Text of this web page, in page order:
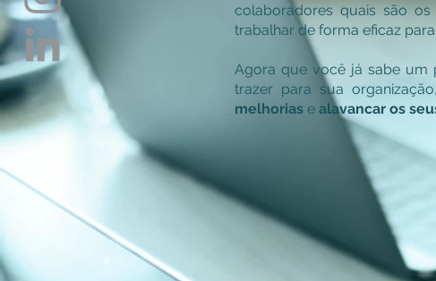
colaboradores quais são
trabalhar de forma eficaz
Agora que você já sabe um
trazer para sua
melhorias e alavancar os